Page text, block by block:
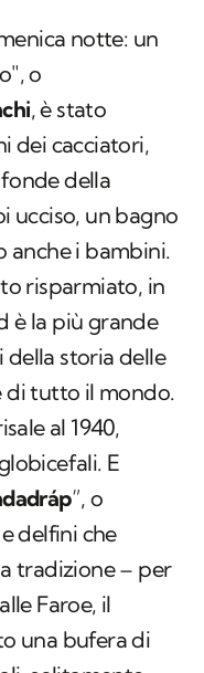
notte: un
o
, è stato
dei cacciatori,
della
ucciso, un bagno
anche i bambini.
risparmiato, in
è la più grande
della storia delle
di tutto il mondo.
al 1940,
E
”, o
delfini che
tradizione – per
Faroe, il
una bufera di